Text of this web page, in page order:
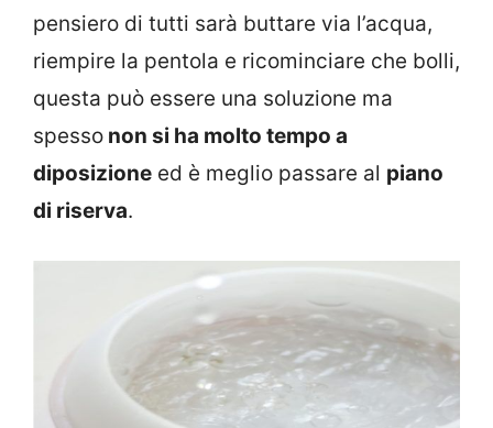
pensiero di tutti sarà buttare via l’acqua,
riempire la pentola e ricominciare che bolli,
questa può essere una soluzione ma
spesso non si ha molto tempo a
diposizione ed è meglio passare al piano
di riserva.